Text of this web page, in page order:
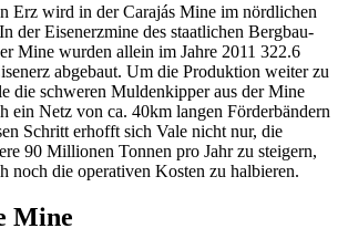
Erz wird in der Carajás Mine im nördlichen
der Eisenerzmine des staatlichen Bergbau-
Mine wurden allein im Jahre 2011 322.6
abgebaut. Um die Produktion weiter zu
die schweren Muldenkipper aus der Mine
ein Netz von ca. 40km langen Förderbändern
Schritt erhofft sich Vale nicht nur, die
90 Millionen Tonnen pro Jahr zu steigern,
noch die operativen Kosten zu halbieren.
Mine